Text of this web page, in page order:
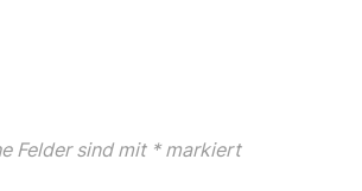
Felder sind mit *markiert